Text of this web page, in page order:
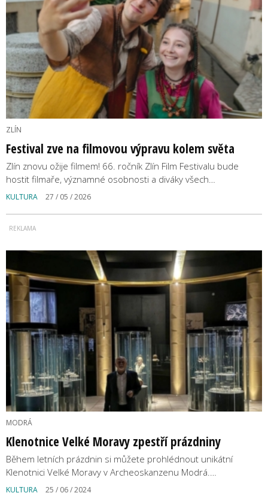
ZLÍN
Festival zve na filmovou výpravu kolem světa
Zlín znovu ožije filmem! 66. ročník Zlín Film Festivalu bude
hostit filmaře, významné osobnosti a diváky všech…
KULTURA 27 / 05 / 2026
MODRÁ
Klenotnice Velké Moravy zpestří prázdniny
Během letních prázdnin si můžete prohlédnout unikátní
Klenotnici Velké Moravy v Archeoskanzenu Modrá.…
KULTURA 25 / 06 / 2024